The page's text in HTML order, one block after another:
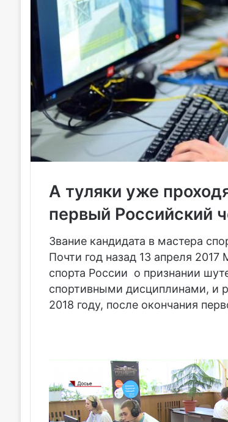
А туляки уже
первый Российский
Звание кандидата в мастера
Почти год назад 13 апреля
спорта России о признании
спортивными дисциплинами, и
2018 году, после окончания